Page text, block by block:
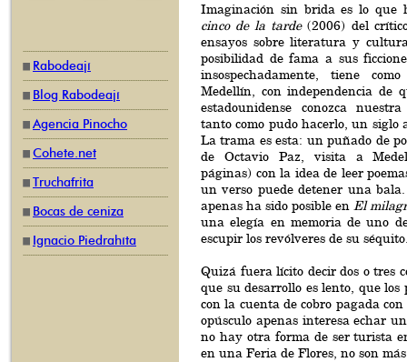
Rabodeají
Blog Rabodeají
Agencia Pinocho
Cohete.net
Truchafrita
Bocas de ceniza
Ignacio Piedrahíta
Imaginación sin brida es lo
cinco de la tarde(2006) del
ensayos sobre literatura y
posibilidad de fama a sus
insospechadamente, tiene
Medellín, con independencia de
estadounidense conozca
tanto como pudo hacerlo, un siglo
La trama es esta: un puñado de
de Octavio Paz, visita a
páginas) con la idea de leer
un verso puede detener una
apenas ha sido posible en El
una elegía en memoria de uno
escupir los revólveres de su
Quizá fuera lícito decir dos o tres
que su desarrollo es lento, que
con la cuenta de cobro pagada
opúsculo apenas interesa echar
no hay otra forma de ser turista
en una Feria de Flores, no son